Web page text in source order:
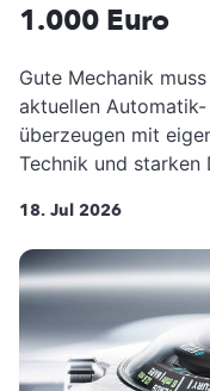
1.000 Euro
Gute Mechanik
aktuellen
überzeugen mit
Technik und starken
18. Jul 2026